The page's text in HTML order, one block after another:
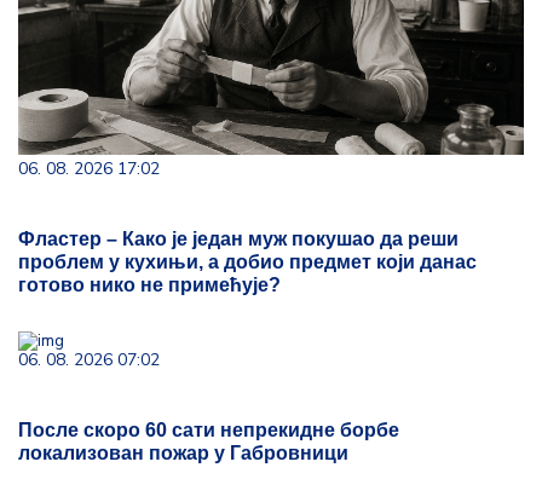
06. 08. 2026 17:02
Фластер – Како је један муж покушао да реши
проблем у кухињи, а добио предмет који данас
готово нико не примећује?
06. 08. 2026 07:02
После скоро 60 сати непрекидне борбе
локализован пожар у Габровници